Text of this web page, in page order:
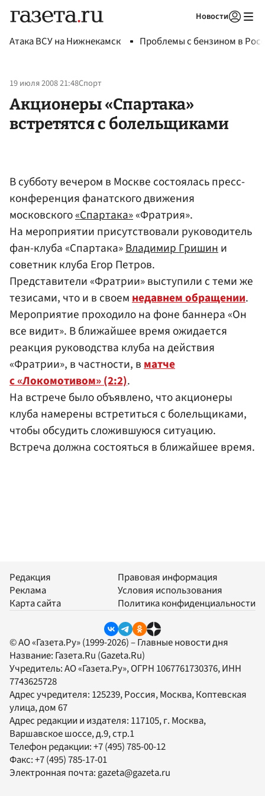
Новости
Атака ВСУ на Нижнекамск Проблемы с бензином в
19 июля 2008 21:48Спорт
Акционеры «Спартака»
встретятся с болельщиками
В субботу вечером в Москве состоялась пресс-
конференция фанатского движения
московского«Спартака»«Фратрия».
На мероприятии присутствовали руководитель
фан-клуба «Спартака»Владимир Гришини
советник клуба Егор Петров.
Представители «Фратрии» выступили с теми же
тезисами, что и в своемнедавнем обращении.
Мероприятие проходило на фоне баннера «Он
все видит». В ближайшее время ожидается
реакция руководства клуба на действия
«Фратрии», в частности, вматче
с «Локомотивом» (2:2).
На встрече было объявлено, что акционеры
клуба намерены встретиться с болельщиками,
чтобы обсудить сложившуюся ситуацию.
Встреча должна состояться в ближайшее время.
Редакция
Реклама
Карта сайта
Правовая информация
Условия использования
Политика конфиденциальности
© АО «Газета.Ру» (1999-2026) – Главные новости дня
Название: Газета.Ru (Gazeta.Ru)
Учредитель:АО «Газета.Ру», ОГРН 1067761730376, ИНН
7743625728
Адрес учредителя: 125239, Россия, Москва, Коптевская
улица, дом 67
Адрес редакции и издателя: 117105, г. Москва,
Варшавское шоссе, д.9, стр.1
Телефон редакции:+7 (495) 785-00-12
Факс:+7 (495) 785-17-01
Электронная почта:gazeta@gazeta.ru